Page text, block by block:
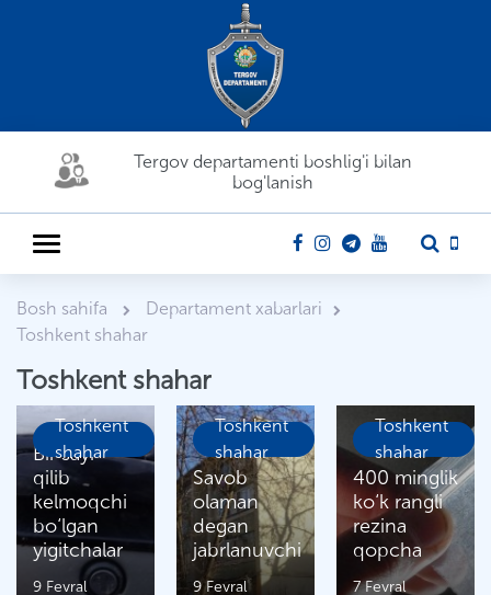
Tergov departamenti boshlig'i bilan
bog'lanish
Bosh sahifa
Departament xabarlari
Toshkent shahar
Toshkent shahar
Toshkent
shahar
Bir sayr
qilib
kelmoqchi
bo‘lgan
yigitchalar
9 Fevral
Toshkent
shahar
Savob
olaman
degan
jabrlanuvchi
9 Fevral
Toshkent
shahar
400 minglik
ko‘k rangli
rezina
qopcha
7 Fevral